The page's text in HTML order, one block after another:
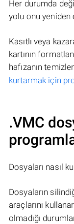
Her durumda
yolu onu yeniden
Kasıtlı veya
kartının
hafızanın
kurtarmak için
.VMC
Dosyaları nasıl
Dosyaların
araçlarını
olmadığı